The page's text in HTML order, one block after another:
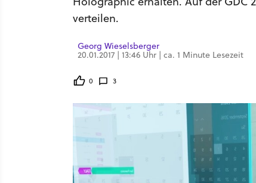
verteilen.
Georg Wieselsberger
20.01.2017 | 13:46 Uhr | ca. 1 Minute Lesezeit
0 3